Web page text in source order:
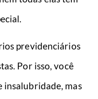
previdenciários
Por isso, você
insalubridade, mas